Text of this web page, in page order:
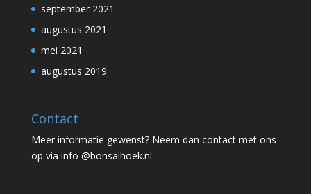
september 2021
augustus 2021
mei 2021
augustus 2019
Contact
Meer informatie gewenst? Neem dan contact met ons
op via info @bonsaihoek.nl.